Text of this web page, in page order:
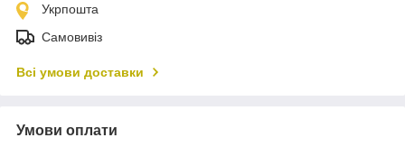
Укрпошта
Самовивіз
Всі умови доставки
Умови оплати